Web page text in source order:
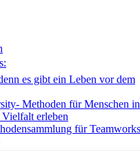
es gibt ein Leben vor dem
Methoden für Menschen in
erleben
für